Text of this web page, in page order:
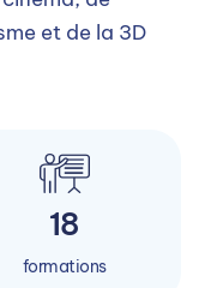
et de la 3D
18
formations